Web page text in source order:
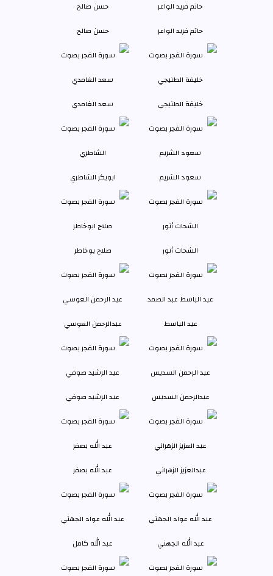
حاتم فريد الواعر حسن صالح
خليفة الطنيجي سعد الغامدي
سعود الشريم ابوبكر الشاطري
الشحات أنور صلاح بوخاطر
عبد الباسط عبدالرحمن العوسي
عبدالرحمن السديس عبد الرشيد صوفي
عبدالعزيز الزهراني عبد الله بصفر
عبد الله الجهني عبد الله كامل